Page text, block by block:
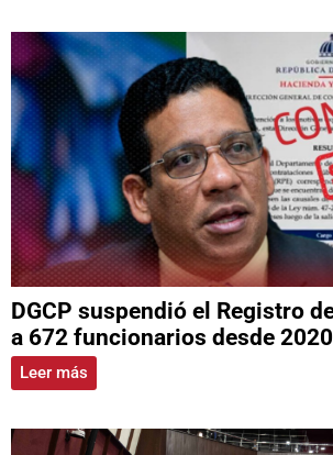
DGCP suspendió el Registro
a 672 funcionarios desde 2020
Leer más